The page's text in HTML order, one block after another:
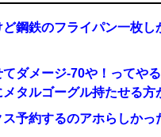
鋼鉄のフライパン一枚
ダメージ-70や！ってや
タルゴーグル持たせる
予約するのアホらしかっ